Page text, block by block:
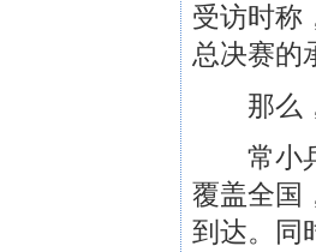
受访时称
总决赛的
那么，
常小兵
覆盖全国
到达。同